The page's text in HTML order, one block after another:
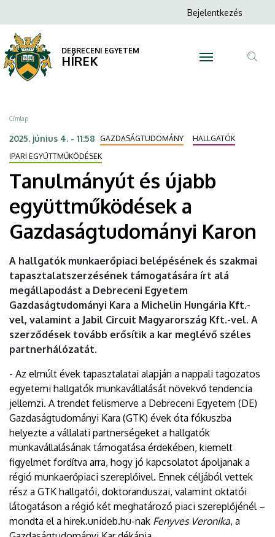
és
újabb
együttműködések
a
Gazdaságtudományi
Karon
DEBRECENI
EGYETEM
a
tartalomra
Anonim
menüje
Bejelentkezés
DEBRECENI EGYETEM
HÍREK
Morzsa
Címlap
2025. június 4. - 11:58 GAZDASÁGTUDOMÁNY
HALLGATÓK
IPARI EGYÜTTMŰKÖDÉSEK
Tanulmányút és újabb
együttműködések a
Gazdaságtudományi Karon
A hallgatók munkaerőpiaci belépésének és szakmai
tapasztalatszerzésének támogatására írt alá
megállapodást a Debreceni Egyetem
Gazdaságtudományi Kara a Michelin Hungária Kft.-
vel, valamint a Jabil Circuit Magyarország Kft.-vel. A
szerződések tovább erősítik a kar meglévő széles
partnerhálózatát.
- Az elmúlt évek tapasztalatai alapján a nappali tagozatos
egyetemi hallgatók munkavállalását növekvő tendencia
jellemzi. A trendet felismerve a Debreceni Egyetem (DE)
Gazdaságtudományi Kara (GTK) évek óta fókuszba
helyezte a vállalati partnerségeket a hallgatók
munkavállalásának támogatása érdekében, kiemelt
figyelmet fordítva arra, hogy jó kapcsolatot ápoljanak a
régió munkaerőpiaci szereplőivel. Ennek céljából vettek
rész a GTK hallgatói, doktoranduszai, valamint oktatói
látogatáson a régió két meghatározó piaci szereplőjénél –
mondta el a hirek.unideb.hu-nak Fenyves Veronika, a